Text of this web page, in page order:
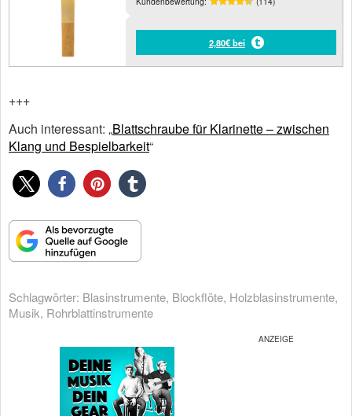
2,80€ bei
+++
Auch interessant: „Blattschraube für Klarinette – zwischen
Klang und Bespielbarkeit“
Schlagwörter: Blasinstrumente, Blockflöte, Holzblasinstrumente,
Musik, Rohrblattinstrumente